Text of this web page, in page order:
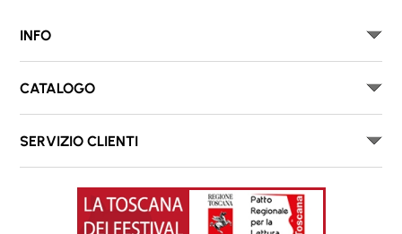
INFO
CATALOGO
SERVIZIO CLIENTI